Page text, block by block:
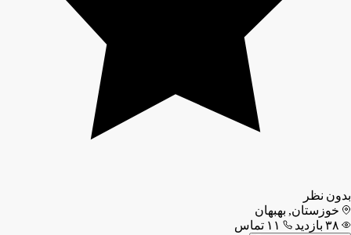
بدون نظر
خوزستان, بهبهان